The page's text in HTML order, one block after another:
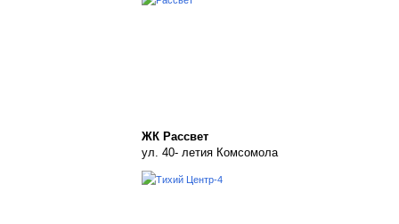
ЖК Рассвет
ул. 40- летия Комсомола